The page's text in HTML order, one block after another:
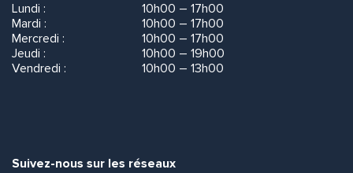
Lundi :
10h00 – 17h00
Mardi :
10h00 – 17h00
Mercredi :
10h00 – 17h00
Jeudi :
10h00 – 19h00
Vendredi :
10h00 – 13h00
Suivez-nous sur les réseaux